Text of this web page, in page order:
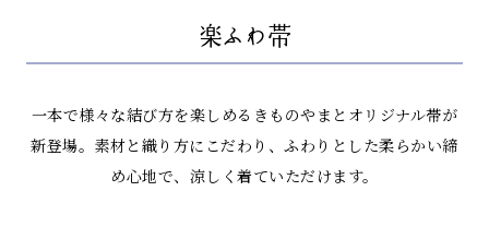
楽ふわ帯
一本で様々な結び方を楽しめるきものやまとオリジナル帯が
新登場。 素材と織り方にこだわり、ふわりとした柔らかい締
め心地で、涼しく着ていただけます。